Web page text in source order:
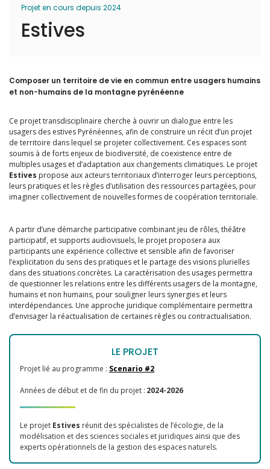
Projet en cours depuis 2024
Estives
Composer un territoire de vie en commun entre usagers humains
et non-humains de la montagne pyrénéenne
Ce projet transdisciplinaire cherche à ouvrir un dialogue entre les
usagers des estives Pyrénéennes, afin de construire un récit d’un projet
de territoire dans lequel se projeter collectivement. Ces espaces sont
soumis à de forts enjeux de biodiversité, de coexistence entre de
multiples usages et d’adaptation aux changements climatiques. Le projet
Estives propose aux acteurs territoriaux d’interroger leurs perceptions,
leurs pratiques et les règles d’utilisation des ressources partagées, pour
imaginer collectivement de nouvelles formes de coopération territoriale.
A partir d’une démarche participative combinant jeu de rôles, théâtre
participatif, et supports audiovisuels, le projet proposera aux
participants une expérience collective et sensible afin de favoriser
l’explicitation du sens des pratiques et le partage des visions plurielles
dans des situations concrètes. La caractérisation des usages permettra
de questionner les relations entre les différents usagers de la montagne,
humains et non humains, pour souligner leurs synergies et leurs
interdépendances. Une approche juridique complémentaire permettra
d’envisager la réactualisation de certaines règles ou contractualisation.
LE PROJET
Projet lié au programme : Scenario #2
Années de début et de fin du projet : 2024-2026
Le projet Estives réunit des spécialistes de l’écologie, de la
modélisation et des sciences sociales et juridiques ainsi que des
experts opérationnels de la gestion des espaces naturels.